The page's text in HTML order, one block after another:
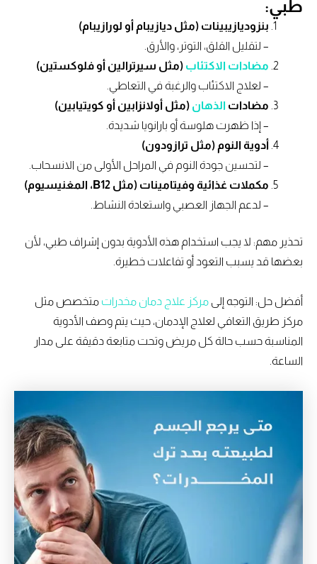
طبي:
بنزوديازيبينات (مثل ديازيبام أو لورازيبام)
– لتقليل القلق، التوتر، والأرق.
مضادات الاكتئاب(مثل سيرترالين أو فلوكستين)
– لعلاج الاكتئاب والرغبة في التعاطي.
مضاداتالذهان(مثل أولانزابين أو كويتيابين)
– إذا ظهرت هلوسة أو بارانويا شديدة.
أدوية النوم (مثل ترازودون)
– لتحسين جودة النوم في المراحل الأولى من الانسحاب.
مكملات غذائية وفيتامينات (مثل B12، المغنيسيوم)
– لدعم الجهاز العصبي واستعادة النشاط.
تحذير مهم: لا يجب استخدام هذه الأدوية بدون إشراف طبي، لأن
بعضها قد يسبب التعود أو تفاعلات خطيرة.
أفضل حل: التوجه إلى مركز علاج دمان مخدراتمتخصص مثل
مركز طريق التعافي لعلاج الإدمان، حيث يتم وصف الأدوية
المناسبة حسب حالة كل مريض وتحت متابعة دقيقة على مدار
الساعة.